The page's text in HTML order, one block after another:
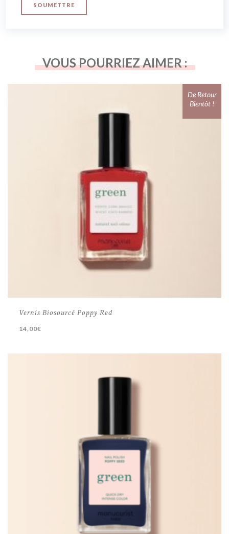
VOUS POURRIEZ AIMER :
De Retour
Bientôt !
Vernis Biosourcé Poppy Red
14,00€